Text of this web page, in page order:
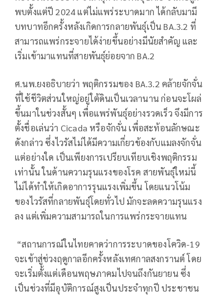
พบตั้งแต่ปี 2024 แต่ไม่แพร่ระบาดมาก ได้กลับมามี
บทบาทอีกครั้งหลังเกิดการกลายพันธุ์เป็น BA.3.2 ที่
สามารถแพร่กระจายได้ง่ายขึ้นอย่างมีนัยสำคัญ และ
เริ่มเข้ามาแทนที่สายพันธุ์ย่อยจาก BA.2
ศ.นพ.ยงอธิบายว่า พฤติกรรมของ BA.3.2 คล้ายจักจั่น
ที่ใช้ชีวิตส่วนใหญ่อยู่ใต้ดินเป็นเวลานาน ก่อนจะโผล่
ขึ้นมาในช่วงสั้นๆ เพื่อแพร่พันธุ์อย่างรวดเร็ว จึงมีการ
ตั้งชื่อเล่นว่า Cicada หรือจักจั่น เพื่อสะท้อนลักษณะ
ดังกล่าว ซึ่งไวรัสไม่ได้มีความเกี่ยวข้องกับแมลงจักจั่น
แต่อย่างใด เป็นเพียงการเปรียบเทียบเชิงพฤติกรรม
เท่านั้น ในด้านความรุนแรงของโรค สายพันธุ์ใหม่นี้
ไม่ได้ทำให้เกิดอาการรุนแรงเพิ่มขึ้น โดยแนวโน้ม
ของไวรัสที่กลายพันธุ์โดยทั่วไป มักจะลดความรุนแรง
ลง แต่เพิ่มความสามารถในการแพร่กระจายแทน
“สถานการณ์ในไทยคาดว่าการระบาดของโควิด-19
จะเข้าสู่ช่วงฤดูกาลอีกครั้งหลังเทศกาลสงกรานต์ โดย
จะเริ่มตั้งแต่เดือนพฤษภาคมไปจนถึงกันยายน ซึ่ง
เป็นช่วงที่มีอุบัติการณ์สูงเป็นประจำทุกปี ประชาชน